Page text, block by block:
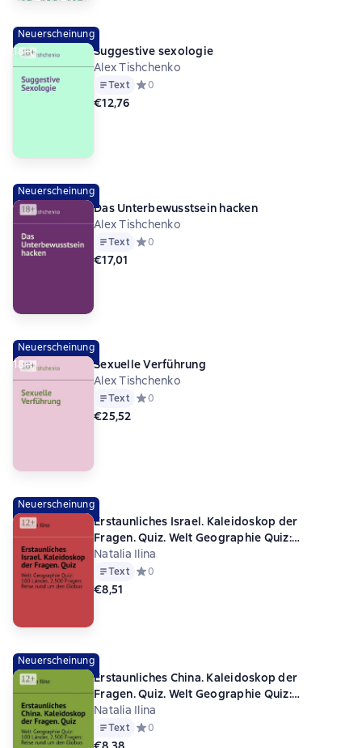
Neuerscheinung
18+
Suggestive sexologie
Alex Tishchenko
Text Средний рейтинг 0 на основе 0 оценок
0
€12,76
Neuerscheinung
Das Unterbewusstsein hacken
Alex Tishchenko
Text Средний рейтинг 0 на основе 0 оценок
0
€17,01
Neuerscheinung
18+
Sexuelle Verführung
Alex Tishchenko
Text Средний рейтинг 0 на основе 0 оценок
0
€25,52
Neuerscheinung
Erstaunliches Israel. Kaleidoskop der
Fragen. Quiz. Welt Geographie Quiz:
100 Länder, 2.500 Fragen: Reise rund um den
Globus
Natalia Ilina
Text Средний рейтинг 0 на основе 0 оценок
0
€8,51
Neuerscheinung
Erstaunliches China. Kaleidoskop der
Fragen. Quiz. Welt Geographie Quiz:
100 Länder, 2.500 Fragen: Reise rund um den
Globus
Natalia Ilina
Text Средний рейтинг 0 на основе 0 оценок
0